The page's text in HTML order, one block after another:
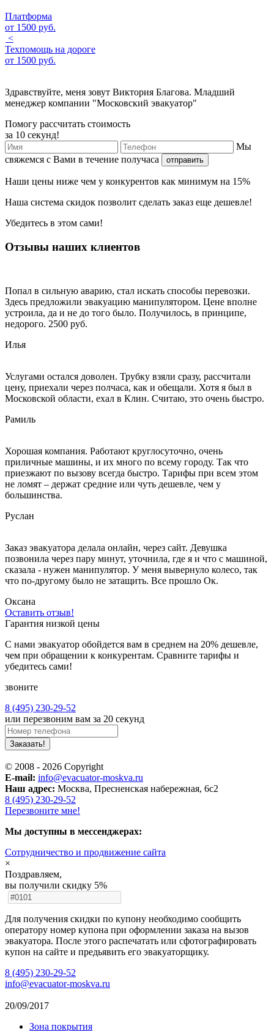
Платформа
от 1500 руб.
<
Техпомощь на дороге
от 1500 руб.
Здравствуйте, меня зовут Виктория Благова. Младший
менеджер компании "Московский эвакуатор"
Помогу рассчитать стоимость
за 10 секунд!
Мы
свяжемся с Вами в течение получаса
отправить
Наши цены ниже чем у конкурентов как минимум на 15%
Наша система скидок позволит сделать заказ еще дешевле!
Убедитесь в этом сами!
Отзывы наших клиентов
Попал в сильную аварию, стал искать способы перевозки.
Здесь предложили эвакуацию манипулятором. Цене вполне
устроила, да и не до того было. Получилось, в принципе,
недорого. 2500 руб.
Илья
Услугами остался доволен. Трубку взяли сразу, рассчитали
цену, приехали через полчаса, как и обещали. Хотя я был в
Московской области, ехал в Клин. Считаю, это очень быстро.
Рамиль
Хорошая компания. Работают круглосуточно, очень
приличные машины, и их много по всему городу. Так что
приезжают по вызову всегда быстро. Тарифы при всем этом
не ломят – держат средние или чуть дешевле, чем у
большинства.
Руслан
Заказ эвакуатора делала онлайн, через сайт. Девушка
позвонила через пару минут, уточнила, где я и что с машиной,
сказала - нужен манипулятор. У меня вывернуло колесо, так
что по-другому было не затащить. Все прошло Ок.
Оксана
Оставить отзыв!
Гарантия низкой цены
С нами эвакуатор обойдется вам в среднем на 20% дешевле,
чем при обращении к конкурентам. Сравните тарифы и
убедитесь сами!
звоните
8 (495) 230-29-52
или перезвоним вам за 20 секунд
Заказать!
© 2008 - 2026 Copyright
E-mail: info@evacuator-moskva.ru
Наш адрес: Москва, Пресненская набережная, 6с2
8 (495) 230-29-52
Перезвоните мне!
Мы доступны в мессенджерах:
Cотрудничество и продвижение сайта
×
Поздравляем,
вы получили скидку 5%
Для получения скидки по купону необходимо сообщить
оператору номер купона при оформлении заказа на вызов
эвакуатора. После этого распечатать или сфотографировать
купон на сайте и предьявить его эвакуаторщику.
8 (495) 230-29-52
info@evacuator-moskva.ru
20/09/2017
Зона покрытия